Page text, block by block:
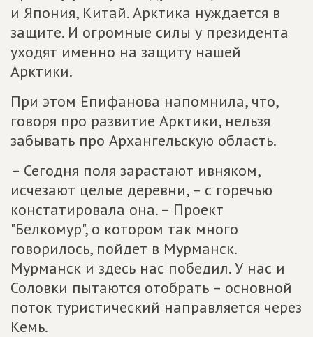
и Япония, Китай. Арктика нуждается в
защите. И огромные силы у президента
уходят именно на защиту нашей
Арктики.
При этом Епифанова напомнила, что,
говоря про развитие Арктики, нельзя
забывать про Архангельскую область.
– Сегодня поля зарастают ивняком,
исчезают целые деревни, – с горечью
констатировала она. – Проект
"Белкомур", о котором так много
говорилось, пойдет в Мурманск.
Мурманск и здесь нас победил. У нас и
Соловки пытаются отобрать – основной
поток туристический направляется через
Кемь.